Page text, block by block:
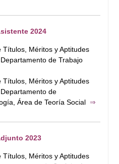
2024
Méritos y Aptitudes
de Trabajo
Méritos y Aptitudes
de
Área de Teoría Social ⇒
2023
Méritos y Aptitudes